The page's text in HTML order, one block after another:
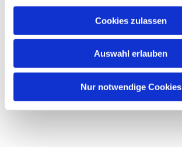
Cookies zulassen
Auswahl erlauben
Nur notwendige Cookies